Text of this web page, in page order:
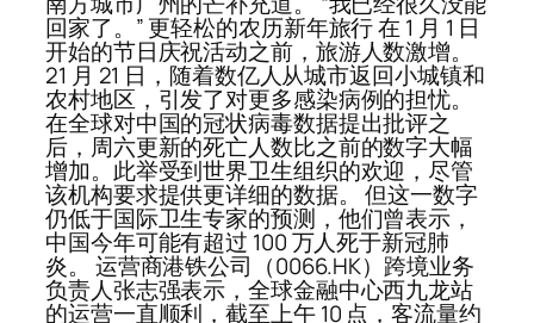
回家了。” 更轻松的农历新年旅行 在 1 月 1 日
开始的节日庆祝活动之前，旅游人数激增。
21 月 21 日，随着数亿人从城市返回小城镇和
农村地区，引发了对更多感染病例的担忧。
在全球对中国的冠状病毒数据提出批评之
后，周六更新的死亡人数比之前的数字大幅
增加。此举受到世界卫生组织的欢迎，尽管
该机构要求提供更详细的数据。 但这一数字
仍低于国际卫生专家的预测，他们曾表示，
中国今年可能有超过 100 万人死于新冠肺
炎。 运营商港铁公司（0066.HK）跨境业务
负责人张志强表示，全球金融中心西九龙站
的运营一直顺利，截至上午 10 点，客流量约